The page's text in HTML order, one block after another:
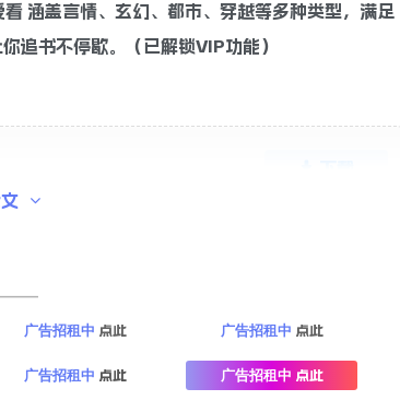
涵盖言情、玄幻、都市、穿越等多种类型，满足
追书不停歇。（已解锁VIP功能）
———
广告招租中 点此 广告招租中 点此
广告招租中 点此 广告招租中 点此